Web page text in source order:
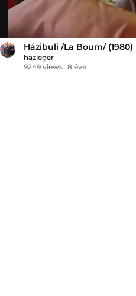
Házibuli /La Boum/ (1980)
hazieger
9249 views 8 éve